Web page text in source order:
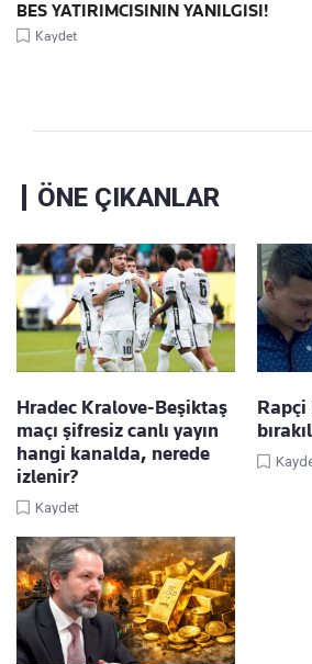
BES YATIRIMCISININ YANILGISI!
Kaydet
ÖNE ÇIKANLAR
Hradec Kralove-Beşiktaş
maçı şifresiz canlı yayın
hangi kanalda, nerede
izlenir?
Kaydet
Rapçi